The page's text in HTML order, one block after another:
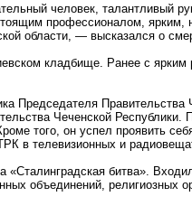
человек, талантливый
профессионалом,
области, — высказался о
кладбище. Ранее с ярким
Председателя Правительства
Чеченской Республики.
того, он успел проявить
в телевизионных и
битва».
объединений, религиозных